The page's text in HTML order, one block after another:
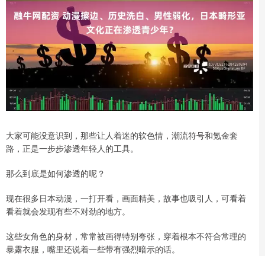
大家可能没意识到，那些让人着迷的软色情，潮流符号和氪金套
路，正是一步步渗透年轻人的工具。
那么到底是如何渗透的呢？
现在很多日本动漫，一打开看，画面精美，故事也吸引人，可看着
看着就会发现有些不对劲的地方。
这些女角色的身材，常常被画得特别夸张，穿着根本不符合常理的
暴露衣服，嘴里还说着一些带有强烈暗示的话。